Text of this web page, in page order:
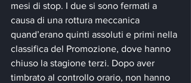
mesi di stop. I due si sono fermati a
causa di una rottura meccanica
quand’erano quinti assoluti e primi nella
classifica del Promozione, dove hanno
chiuso la stagione terzi. Dopo aver
timbrato al controllo orario, non hanno